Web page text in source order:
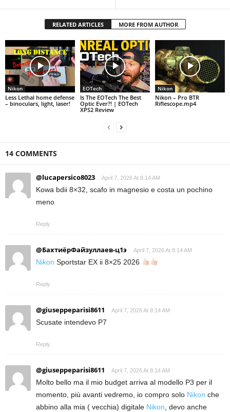
RELATED ARTICLES MORE FROM AUTHOR
Nikon
Less Lethal home defense
– binoculars, light, laser!
EOTech
Is The EOTech The Best
Optic Ever?! | EOTech
XPS2 Review
Nikon
Nikon – Pro BTR
Riflescope.mp4
14 COMMENTS
@lucapersico8023 April 7, 2026 At 8:14 AM
Kowa bdii 8×32, scafo in magnesio e costa un pochino
meno
Reply
@БахтиёрФайзуллаев-ц1э April 7, 2026 At 8:14 AM
Nikon Sportstar EX ii 8×25 2026
Reply
@giuseppeparisi8611 April 7, 2026 At 8:14 AM
Scusate intendevo P7
Reply
@giuseppeparisi8611 April 7, 2026 At 8:14 AM
Molto bello ma il mio budget arriva al modello P3 per il
momento, più avanti vedremo, io compro solo Nikon che
abbino alla mia ( vecchia) digitale Nikon , devo anche